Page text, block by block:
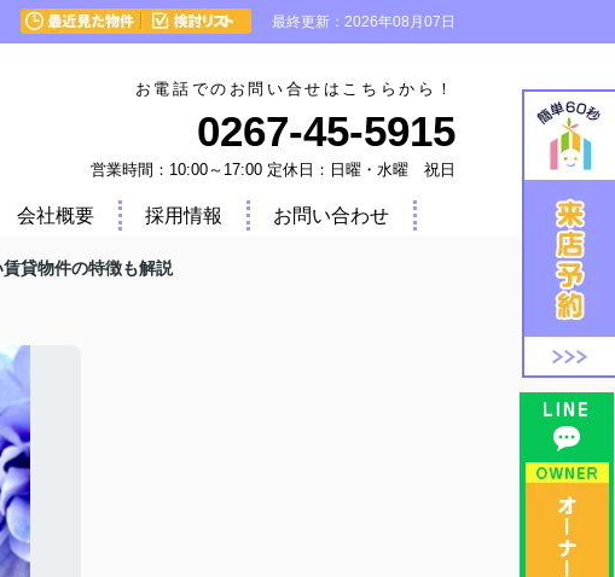
最終更新：2026年08月07日
お電話でのお問い合せはこちらから！
0267-45-5915
営業時間：10:00～17:00 定休日：日曜・水曜 祝日
会社概要 採用情報 お問い合わせ
貸物件の特徴も解説